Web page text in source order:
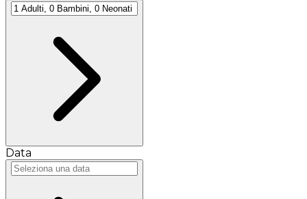
Data